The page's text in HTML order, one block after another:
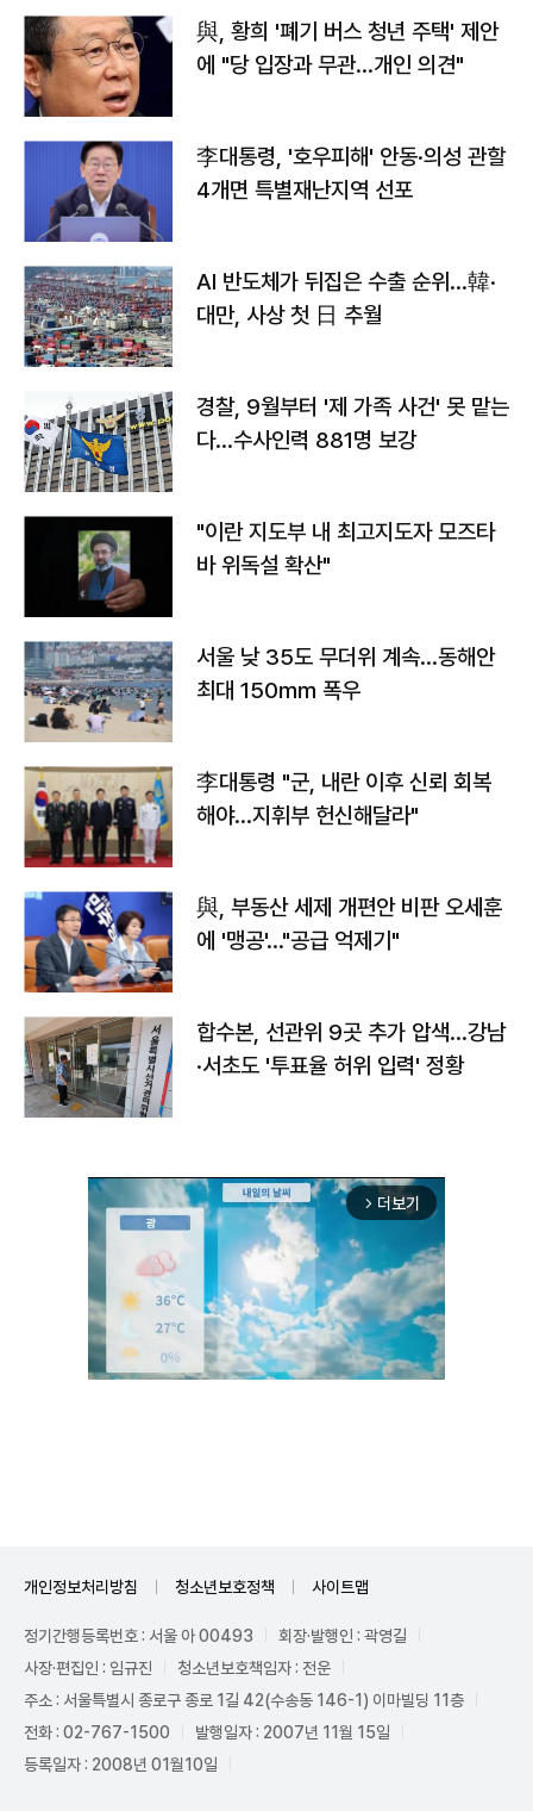
與, 황희 '폐기 버스 청년 주택' 제안
에 "당 입장과 무관…개인 의견"
李대통령, '호우피해' 안동·의성 관할
4개면 특별재난지역 선포
AI 반도체가 뒤집은 수출 순위…韓·
대만, 사상 첫 日 추월
경찰, 9월부터 '제 가족 사건' 못 맡는
다…수사인력 881명 보강
"이란 지도부 내 최고지도자 모즈타
바 위독설 확산"
서울 낮 35도 무더위 계속…동해안
최대 150㎜ 폭우
李대통령 "군, 내란 이후 신뢰 회복
해야…지휘부 헌신해달라"
與, 부동산 세제 개편안 비판 오세훈
에 '맹공'…"공급 억제기"
합수본, 선관위 9곳 추가 압색…강남
·서초도 '투표율 허위 입력' 정황
arrow_forward_ios 더보기
개인정보처리방침 청소년보호정책 사이트맵
정기간행등록번호 : 서울 아 00493
회장·발행인 : 곽영길
사장·편집인 : 임규진
청소년보호책임자 : 전운
주소 : 서울특별시 종로구 종로 1길 42(수송동 146-1) 이마빌딩 11층
전화 : 02-767-1500
발행일자 : 2007년 11월 15일
등록일자 : 2008년 01월10일